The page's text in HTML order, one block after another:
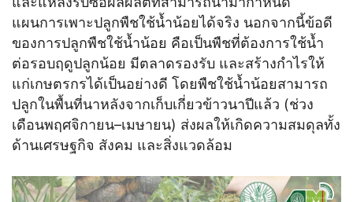
แผนการเพาะปลูกพืชใช้น้ำน้อยได้จริง นอกจากนี้ข้อดี
ของการปลูกพืชใช้น้ำน้อย คือเป็นพืชที่ต้องการใช้น้ำ
ต่อรอบฤดูปลูกน้อย มีตลาดรองรับ และสร้างกำไรให้
แก่เกษตรกรได้เป็นอย่างดี โดยพืชใช้น้ำน้อยสามารถ
ปลูกในพื้นที่นาหลังจากเก็บเกี่ยวข้าวนาปีแล้ว (ช่วง
เดือนพฤศจิกายน–เมษายน) ส่งผลให้เกิดความสมดุลทั้ง
ด้านเศรษฐกิจ สังคม และสิ่งแวดล้อม